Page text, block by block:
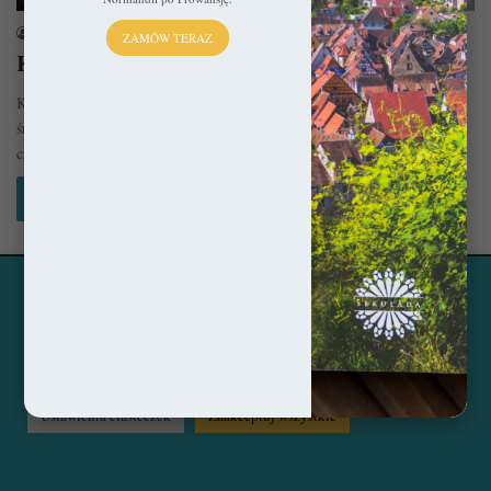
4 marca 2020
Katedra w Tours – W zasięgu możliwości
Katedra w Tours to jedno z najważniejszych centrów pielgrzymek
średniowiecznej Europy. Wbrew temu, że wznoszono ją na przestrzeni
czterech wieków,…
© Copyright 2014 - 2026, All Rights Reserved by sekulada.com
PinterestInstagram
Ta strona korzysta z ciasteczek, aby świadczyć usługi na
najwyższym poziomie. Klikając opcję "Zaakceptuj wszystkie"
zgadzasz się na użycie wszystkich ciasteczek. Możesz również
przejść do "Ustawień Ciasteczek", aby zgodzić się tylko na
Czytaj więcej...
Ustawienia ciasteczek Zaakceptuj wszystkie
ZAMÓW TERAZ